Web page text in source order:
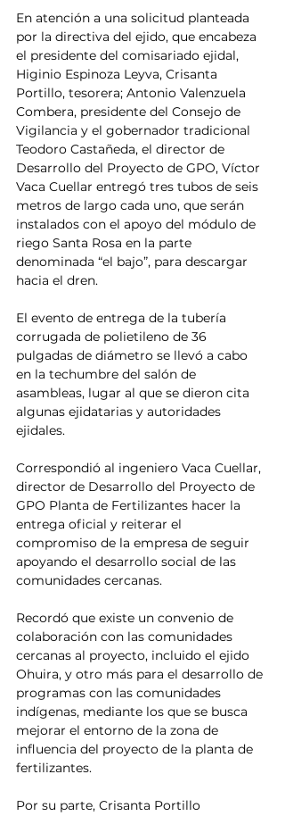
En atención a una solicitud planteada
por la directiva del ejido, que encabeza
el presidente del comisariado ejidal,
Higinio Espinoza Leyva, Crisanta
Portillo, tesorera; Antonio Valenzuela
Combera, presidente del Consejo de
Vigilancia y el gobernador tradicional
Teodoro Castañeda, el director de
Desarrollo del Proyecto de GPO, Víctor
Vaca Cuellar entregó tres tubos de seis
metros de largo cada uno, que serán
instalados con el apoyo del módulo de
riego Santa Rosa en la parte
denominada “el bajo”, para descargar
hacia el dren.
El evento de entrega de la tubería
corrugada de polietileno de 36
pulgadas de diámetro se llevó a cabo
en la techumbre del salón de
asambleas, lugar al que se dieron cita
algunas ejidatarias y autoridades
ejidales.
Correspondió al ingeniero Vaca Cuellar,
director de Desarrollo del Proyecto de
GPO Planta de Fertilizantes hacer la
entrega oficial y reiterar el
compromiso de la empresa de seguir
apoyando el desarrollo social de las
comunidades cercanas.
Recordó que existe un convenio de
colaboración con las comunidades
cercanas al proyecto, incluido el ejido
Ohuira, y otro más para el desarrollo de
programas con las comunidades
indígenas, mediante los que se busca
mejorar el entorno de la zona de
influencia del proyecto de la planta de
fertilizantes.
Por su parte, Crisanta Portillo